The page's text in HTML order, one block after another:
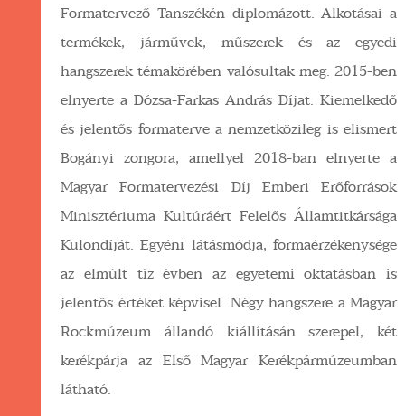
Formatervező Tanszékén diplomázott. Alkotásai a
termékek, járművek, műszerek és az egyedi
hangszerek témakörében valósultak meg. 2015-ben
elnyerte a Dózsa-Farkas András Díjat. Kiemelkedő
és jelentős formaterve a nemzetközileg is elismert
Bogányi zongora, amellyel 2018-ban elnyerte a
Magyar Formatervezési Díj Emberi Erőforrások
Minisztériuma Kultúráért Felelős Államtitkársága
Különdíját. Egyéni látásmódja, formaérzékenysége
az elmúlt tíz évben az egyetemi oktatásban is
jelentős értéket képvisel. Négy hangszere a Magyar
Rockmúzeum állandó kiállításán szerepel, két
kerékpárja az Első Magyar Kerékpármúzeumban
látható.